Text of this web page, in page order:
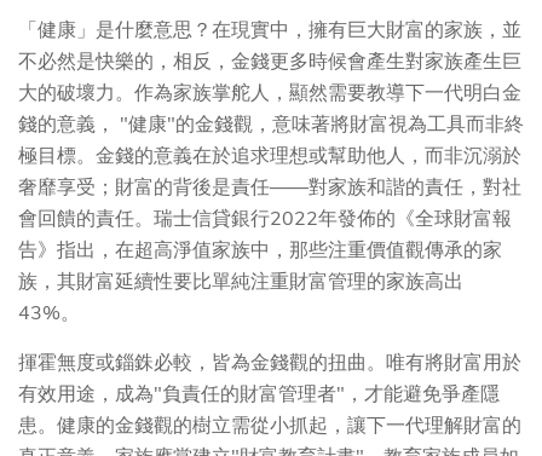
「健康」是什麼意思？在現實中，擁有巨大財富的家族，並
不必然是快樂的，相反，金錢更多時候會產生對家族產生巨
大的破壞力。作為家族掌舵人，顯然需要教導下一代明白金
錢的意義， "健康"的金錢觀，意味著將財富視為工具而非終
極目標。金錢的意義在於追求理想或幫助他人，而非沉溺於
奢靡享受；財富的背後是責任——對家族和諧的責任，對社
會回饋的責任。瑞士信貸銀行2022年發佈的《全球財富報
告》指出，在超高淨值家族中，那些注重價值觀傳承的家
族，其財富延續性要比單純注重財富管理的家族高出
43%。
揮霍無度或錙銖必較，皆為金錢觀的扭曲。唯有將財富用於
有效用途，成為"負責任的財富管理者"，才能避免爭產隱
患。健康的金錢觀的樹立需從小抓起，讓下一代理解財富的